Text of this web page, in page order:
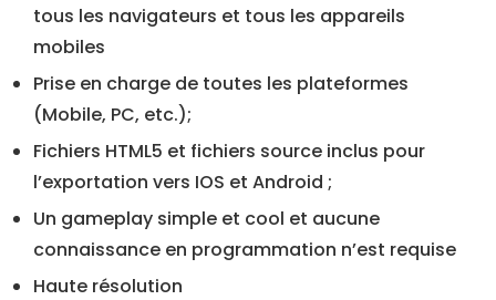
tous les navigateurs et tous les appareils
mobiles
Prise en charge de toutes les plateformes
(Mobile, PC, etc.);
Fichiers HTML5 et fichiers source inclus pour
l’exportation vers IOS et Android ;
Un gameplay simple et cool et aucune
connaissance en programmation n’est requise
Haute résolution